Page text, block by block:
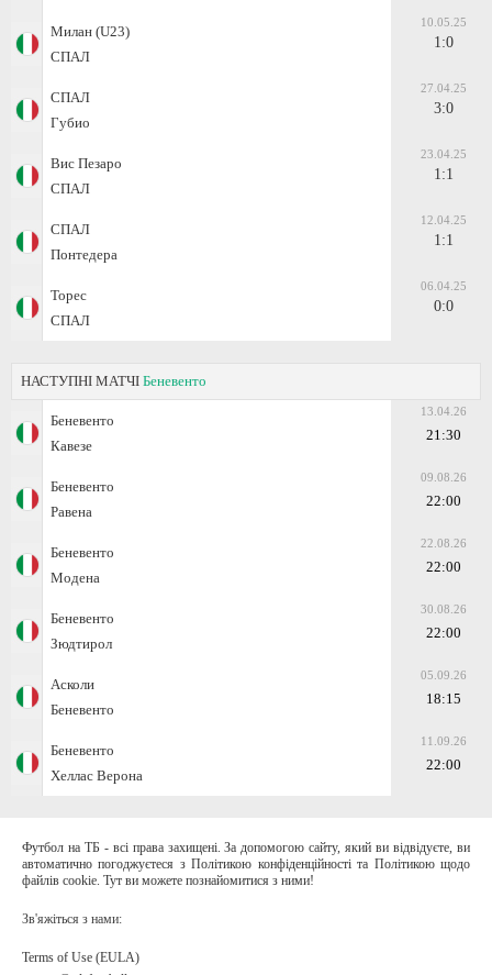
Милан (U23)
СПАЛ
10.05.25
1:0
СПАЛ
Губио
27.04.25
3:0
Вис Пезаро
СПАЛ
23.04.25
1:1
СПАЛ
Понтедера
12.04.25
1:1
Торес
СПАЛ
06.04.25
0:0
НАСТУПНІ МАТЧІ Беневенто
Беневенто
Кавезе
13.04.26
21:30
Беневенто
Равена
09.08.26
22:00
Беневенто
Модена
22.08.26
22:00
Беневенто
Зюдтирол
30.08.26
22:00
Асколи
Беневенто
05.09.26
18:15
Беневенто
Хеллас Верона
11.09.26
22:00
Футбол на ТБ - всі права захищені. За допомогою сайту, який ви відвідуєте, ви
автоматично погоджуєтеся з Політикою конфіденційності та Політикою щодо
файлів cookie. Тут ви можете познайомитися з ними!
Зв'яжіться з нами:
Terms of Use (EULA)